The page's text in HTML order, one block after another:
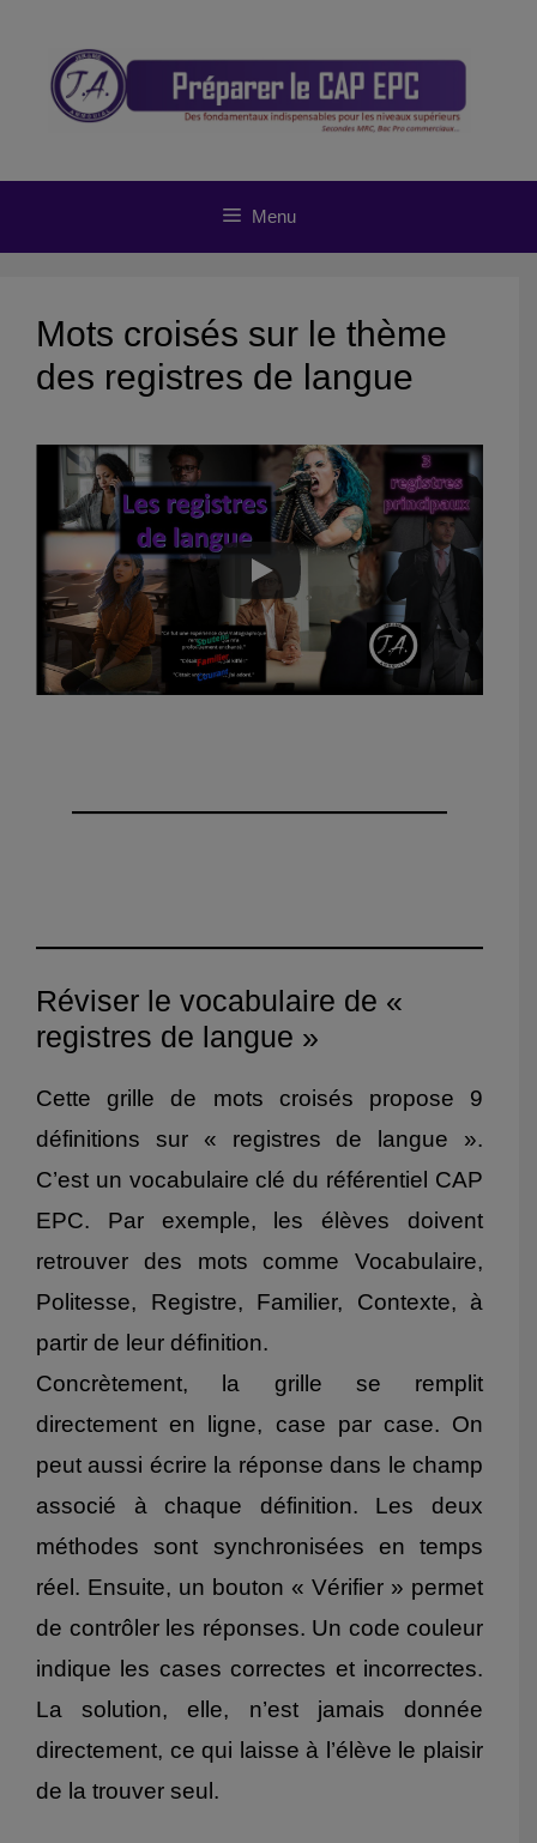
contenu
Menu
Mots croisés sur le thème
des registres de langue
Réviser le vocabulaire de «
registres de langue »
Cette grille de mots croisés propose 9
définitions sur « registres de langue ».
C’est un vocabulaire clé du référentiel CAP
EPC. Par exemple, les élèves doivent
retrouver des mots comme Vocabulaire,
Politesse, Registre, Familier, Contexte, à
partir de leur définition.
Concrètement, la grille se remplit
directement en ligne, case par case. On
peut aussi écrire la réponse dans le champ
associé à chaque définition. Les deux
méthodes sont synchronisées en temps
réel. Ensuite, un bouton « Vérifier » permet
de contrôler les réponses. Un code couleur
indique les cases correctes et incorrectes.
La solution, elle, n’est jamais donnée
directement, ce qui laisse à l’élève le plaisir
de la trouver seul.